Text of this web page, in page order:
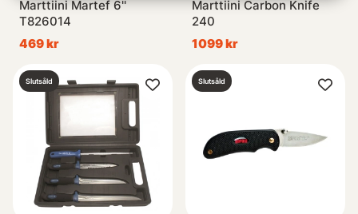
Marttiini Martef 6''
T826014
469 kr
Marttiini Carbon Knife
240
1099 kr
Slutsåld Slutsåld